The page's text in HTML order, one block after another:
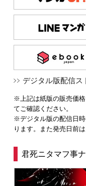
デジタル版配信ス
※上記は紙版の販売価
てご確認ください。
※デジタル版の配信日
ります。また発売日前
君死ニタマフ事